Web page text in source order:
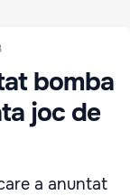
bomba
joc de
a anuntat